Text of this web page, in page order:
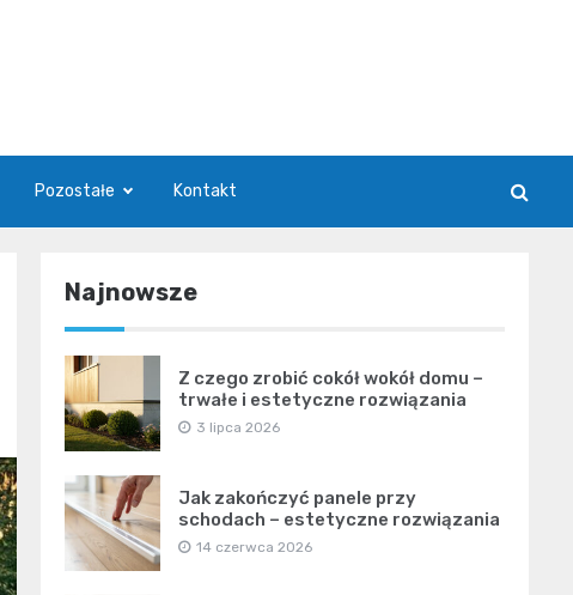
Pozostałe Kontakt
Najnowsze
Z czego zrobić cokół wokół domu –
trwałe i estetyczne rozwiązania
3 lipca 2026
Jak zakończyć panele przy
schodach – estetyczne rozwiązania
14 czerwca 2026